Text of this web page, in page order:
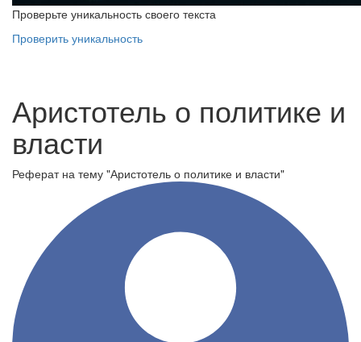
Проверьте уникальность своего текста
Проверить уникальность
Аристотель о политике и
власти
Реферат на тему "Аристотель о политике и власти"